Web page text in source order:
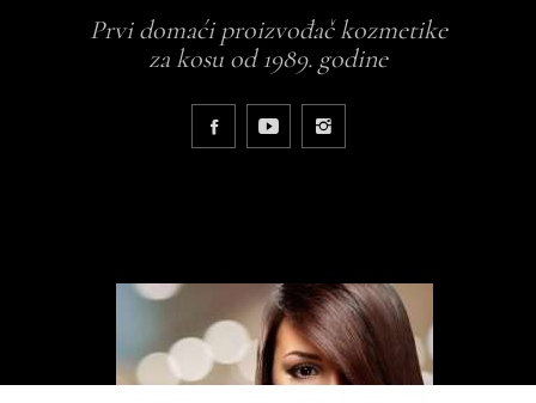
Prvi domaći proizvođač kozmetike
za kosu od 1989. godine